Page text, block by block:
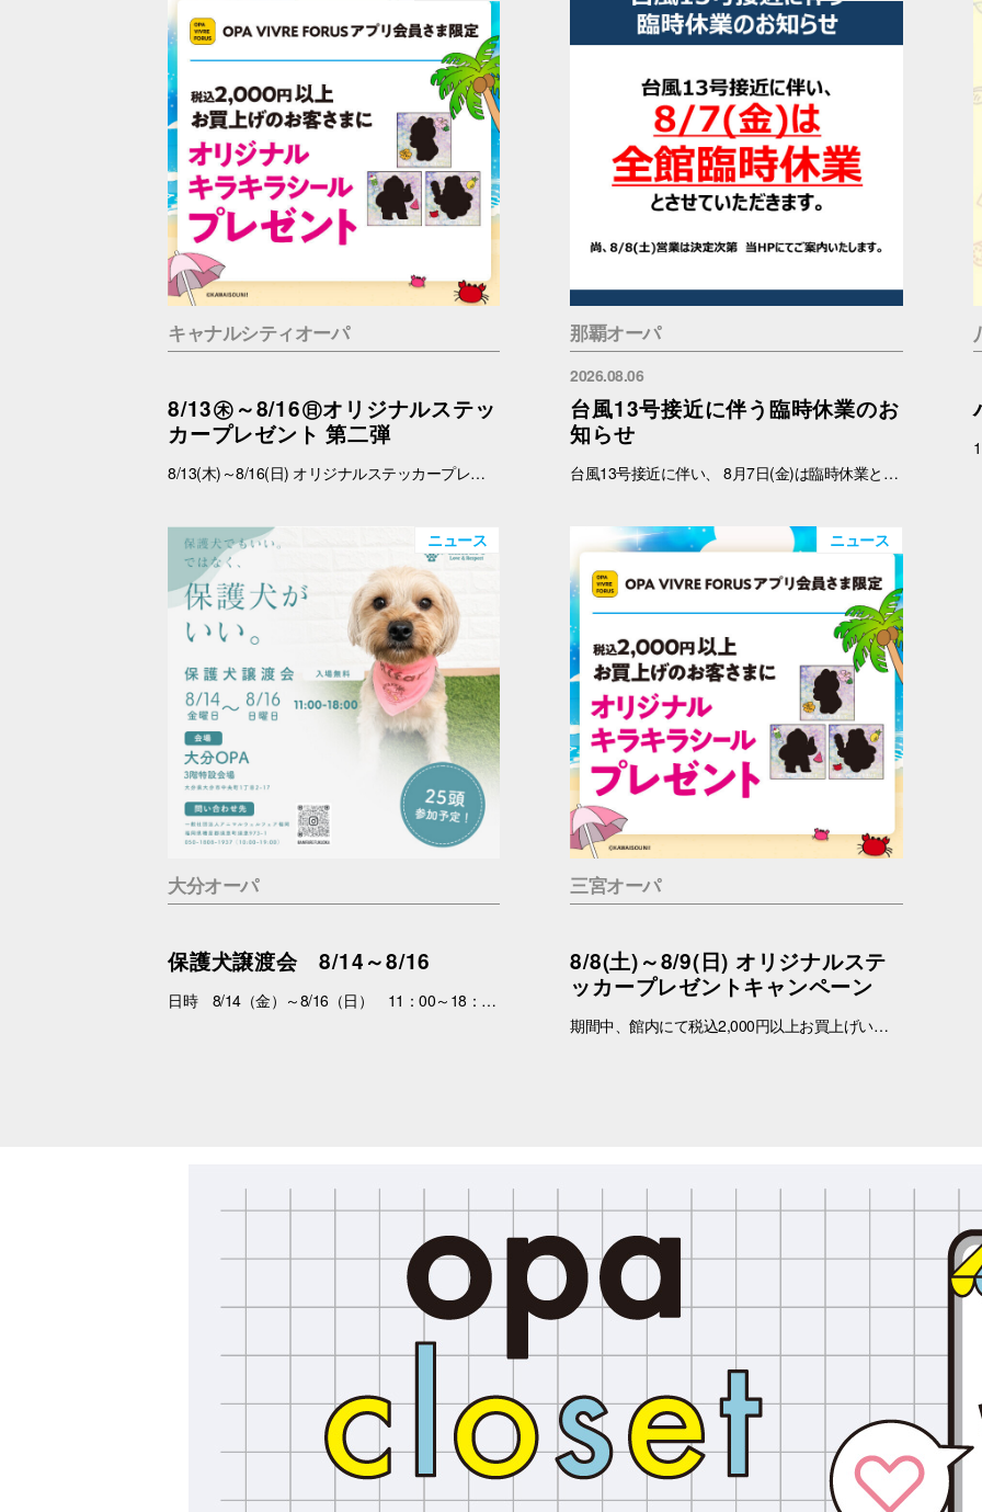
キャナルシティオーパ
8/13㊍～8/16㊐オリジナルステッ
カープレゼント 第二弾
8/13(木)～8/16(日) オリジナルステッカープレゼントキャンペーン ■概要 期間中、館内にて税込2,000円以上お買上げいただき、「OPA VIVRE FORUS アプリ」の対象画面をご提示いただいたお客さまに、先着でここでしか手に入らない「オリジナルキラキラステッカー」をプレゼントいたします！ ぜひこの機会に、お買い物と合わせて限定ノベルティをゲットしてください。 （※本企画は、アプリ会員さま限定となります） ■配布期間 2026年8月13日(木)～8月16日(日) ※各日の実施時間は、引換時間に準じます。 ※ノベルティはなくなり次第、配布を終了いたします。 ※一部実施していない店舗がございます。 ■ノベルティ内容 キラキラステッカー (全3種) ■引換条件 期間中、以下の2点を引換カウンターにてご提示ください。 ① 館内でお買上げいただいた、税込2,000円以上のレシート（合算可） ② 「OPA VIVRE FORUS アプリ」のクーポン画面 ■引換場所・引換時間 引換場所：センターウォーク B1Fラフェスタ 特設カウンター 引換時間：11:00 ～ 19:00 ■注意事項 ※ノベルティは数量限定のため、なくなり次第終了となりますので予めご了承ください。 ※ノベルティはランダムでのお渡しとなります。重複した場合でも、種類の変更・交換はいたしかねます。 ※ノベルティの引き換えは、おひとりさま3枚までとなります。 ※お買上げレシートは、期間中のキャナルシティオーパのものに限ります（一部対象外のショップ・商品がございます） ※キャナルシティオーパのレシートのみ対象。館をまたいだレシートの合算は不可。 ※画像はイメージです。実際のノベルティとは異なる場合がございます。 ▼詳しくはコチラ▼ https://www.opa-club.com/contents/opanchuusagi_2026/ ▼アプリについて詳しくはこちら！ ▼ https://www.opa-club.com/contents/app/
那覇オーパ
2026.08.06
台風13号接近に伴う臨時休業のお
知らせ
台風13号接近に伴い、 8月7日(金)は臨時休業と致します。 尚、8月8日(土)の営業につきましては状況を見て判断いたしますので 確定次第、ご案内いたします。 ご理解のほどよろしくお願いいたします。
ニュース
大分オーパ
保護犬譲渡会 8/14～8/16
日時 8/14（金）～8/16（日） 11：00～18：00 場所 3F特設会場 内容 まずは会いにくるだけで大丈夫。 抱っこして、ふれあって、その子の魅力を感じてください。 あなたを待っている子がいます。 運命の出会いが、待っているかもしれません。 問合せ先 一般社団法人アニマルウェルフェア福岡 050-1808-1937（11：00～19：00）
ニュース
三宮オーパ
8/8(土)～8/9(日) オリジナルステ
ッカープレゼントキャンペーン
期間中、館内にて税込2,000円以上お買上げいただき、「OPA VIVRE FORUS アプリ」の対象画面をご提示いただいたお客さまに、先着でここでしか手に入らない「オリジナルキラキラステッカー」をプレゼントいたします！ ぜひこの機会に、お買い物と合わせて限定ノベルティをゲットしてください。 （※本企画は、アプリ会員さま限定となります） ■配布期間 2026年8月8日(土)～8月9日(日) ※各日の実施時間は、引換時間に準じます。 ※ノベルティはなくなり次第、配布を終了いたします。 ※一部実施していない店舗がございます。 ■ノベルティ内容 キラキラステッカー (全3種) ■引換条件 期間中、以下の2点を引換カウンターにてご提示ください。 ① 館内でお買上げいただいた、税込2,000円以上のレシート（合算可） ② 「OPA VIVRE FORUS アプリ」のクーポン画面 ■引換場所・引換時間 引換場所：1階 特設カウンター 引換時間：11:00 ～ 当日分がなくなり次第終了 ■注意事項 ※ノベルティは数量限定のため、なくなり次第終了となりますので予めご了承ください。 ※ノベルティはランダムでのお渡しとなります。重複した場合でも、種類の変更・交換はいたしかねます。 ※ノベルティの引き換えは、おひとりさま3枚までとなります。 ※お買上げレシートは、期間中の三宮オーパのものに限ります（一部対象外のショップ・商品がございます） ※三宮オーパのレシートのみ対象。館をまたいだレシートの合算は不可。 ※画像はイメージです。実際のノベルティとは異なる場合がございます。 ▼詳しくはコチラ▼ https://www.opa-club.com/contents/opanchuusagi_2026/ ▼アプリについて詳しくはこちら！ ▼ https://www.opa-club.com/contents/app/